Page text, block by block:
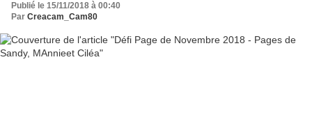
Publié le 15/11/2018 à 00:40
Par Creacam_Cam80